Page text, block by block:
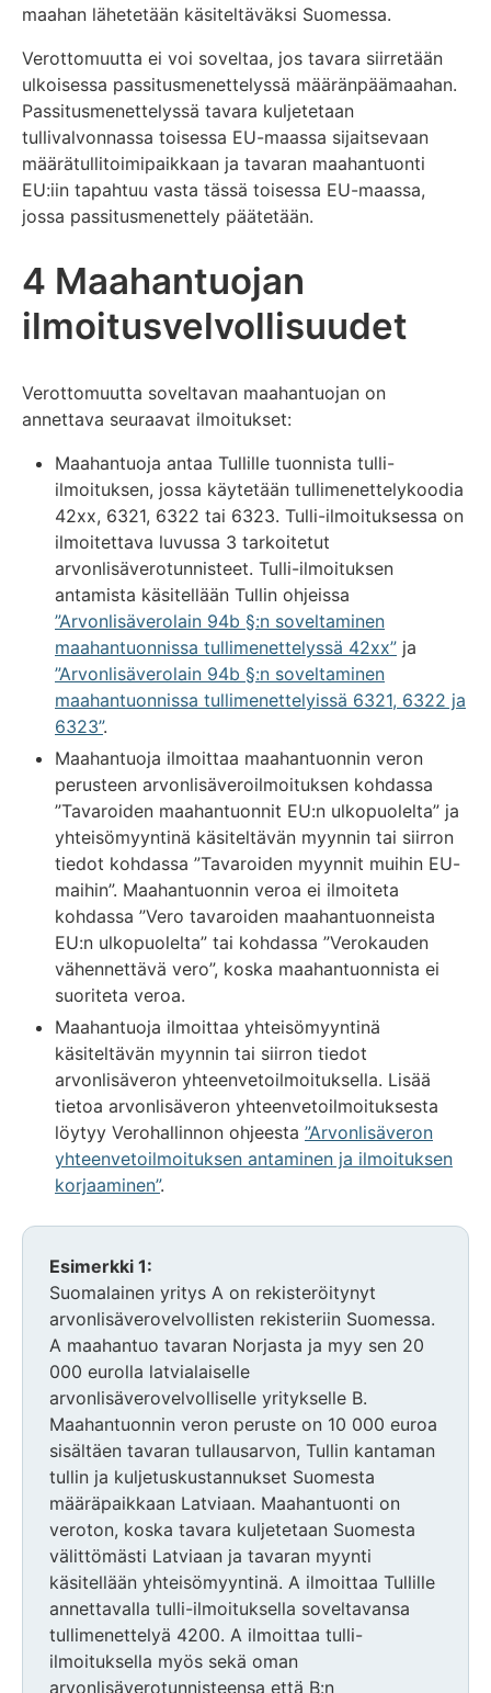
maahan lähetetään käsiteltäväksi Suomessa.
Verottomuutta ei voi soveltaa, jos tavara siirretään
ulkoisessa passitusmenettelyssä määränpäämaahan.
Passitusmenettelyssä tavara kuljetetaan
tullivalvonnassa toisessa EU-maassa sijaitsevaan
määrätullitoimipaikkaan ja tavaran maahantuonti
EU:iin tapahtuu vasta tässä toisessa EU-maassa,
jossa passitusmenettely päätetään.
4 Maahantuojan
ilmoitusvelvollisuudet
Verottomuutta soveltavan maahantuojan on
annettava seuraavat ilmoitukset:
Maahantuoja antaa Tullille tuonnista tulli-
ilmoituksen, jossa käytetään tullimenettelykoodia
42xx, 6321, 6322 tai 6323. Tulli-ilmoituksessa on
ilmoitettava luvussa 3 tarkoitetut
arvonlisäverotunnisteet. Tulli-ilmoituksen
antamista käsitellään Tullin ohjeissa
”Arvonlisäverolain 94b §:n soveltaminen
maahantuonnissa tullimenettelyssä 42xx” ja
”Arvonlisäverolain 94b §:n soveltaminen
maahantuonnissa tullimenettelyissä 6321, 6322 ja
6323”.
Maahantuoja ilmoittaa maahantuonnin veron
perusteen arvonlisäveroilmoituksen kohdassa
”Tavaroiden maahantuonnit EU:n ulkopuolelta” ja
yhteisömyyntinä käsiteltävän myynnin tai siirron
tiedot kohdassa ”Tavaroiden myynnit muihin EU-
maihin”. Maahantuonnin veroa ei ilmoiteta
kohdassa ”Vero tavaroiden maahantuonneista
EU:n ulkopuolelta” tai kohdassa ”Verokauden
vähennettävä vero”, koska maahantuonnista ei
suoriteta veroa.
Maahantuoja ilmoittaa yhteisömyyntinä
käsiteltävän myynnin tai siirron tiedot
arvonlisäveron yhteenvetoilmoituksella. Lisää
tietoa arvonlisäveron yhteenvetoilmoituksesta
löytyy Verohallinnon ohjeesta ”Arvonlisäveron
yhteenvetoilmoituksen antaminen ja ilmoituksen
korjaaminen”.
Esimerkki 1:
Suomalainen yritys A on rekisteröitynyt
arvonlisäverovelvollisten rekisteriin Suomessa.
A maahantuo tavaran Norjasta ja myy sen 20
000 eurolla latvialaiselle
arvonlisäverovelvolliselle yritykselle B.
Maahantuonnin veron peruste on 10 000 euroa
sisältäen tavaran tullausarvon, Tullin kantaman
tullin ja kuljetuskustannukset Suomesta
määräpaikkaan Latviaan. Maahantuonti on
veroton, koska tavara kuljetetaan Suomesta
välittömästi Latviaan ja tavaran myynti
käsitellään yhteisömyyntinä. A ilmoittaa Tullille
annettavalla tulli-ilmoituksella soveltavansa
tullimenettelyä 4200. A ilmoittaa tulli-
ilmoituksella myös sekä oman
arvonlisäverotunnisteensa että B:n